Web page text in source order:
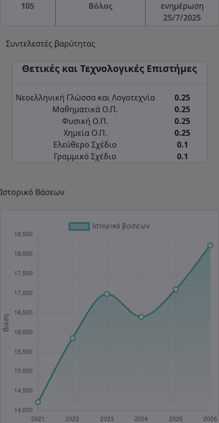
105
Βόλος
ενημέρωση
25/7/2025
Συντελεστές βαρύτητας
Θετικές και Τεχνολογικές Επιστήμες
Νεοελληνική Γλώσσα και Λογοτεχνία
0.25
Μαθηματικά Ο.Π.
0.25
Φυσική Ο.Π.
0.25
Χημεία Ο.Π.
0.25
Ελεύθερο Σχέδιο
0.1
Γραμμικό Σχέδιο
0.1
Ιστορικό Βάσεων